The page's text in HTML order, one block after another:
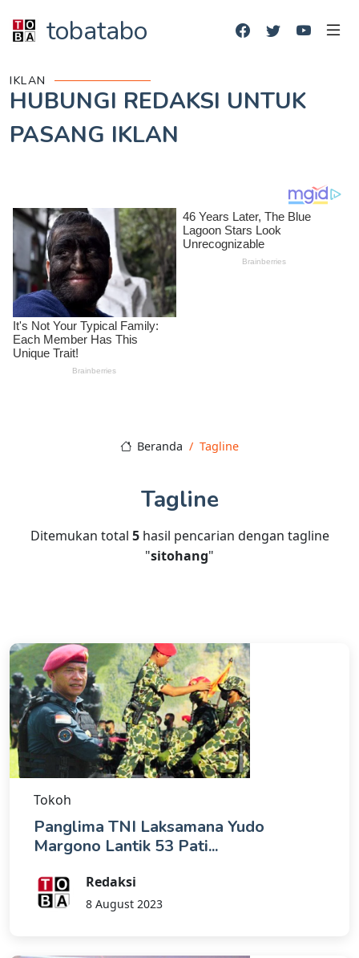
tobatabo
IKLAN
HUBUNGI REDAKSI UNTUK
PASANG IKLAN
Beranda Tagline
Tagline
Ditemukan total 5hasil pencarian dengan tagline
"sitohang"
Tokoh
Panglima TNI Laksamana Yudo
Margono Lantik 53 Pati...
Redaksi
8 August 2023